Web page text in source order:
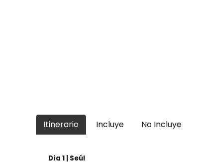
Itinerario Incluye No Incluye
Día 1 | Seúl